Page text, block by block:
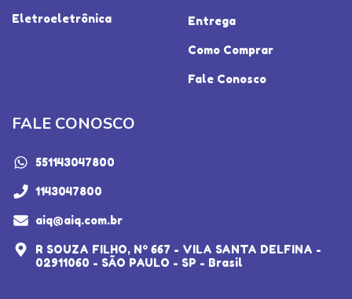
Eletroeletrônica Entrega
Como Comprar
Fale Conosco
FALE CONOSCO
551143047800
1143047800
aiq@aiq.com.br
R SOUZA FILHO, Nº 667 - VILA SANTA DELFINA -
02911060 - SÃO PAULO - SP - Brasil